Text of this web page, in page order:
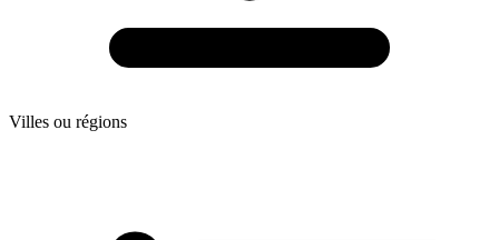
Villes ou régions